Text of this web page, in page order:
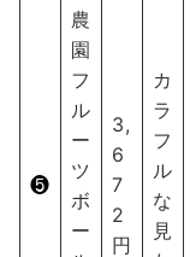
❺
農
園
フ
ル
ー
ツ
ボ
ー
3,
6
7
2
円
カ
ラ
フ
ル
な
見